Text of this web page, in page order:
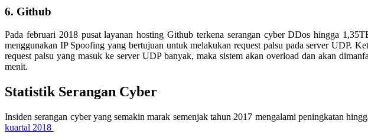
6. Github
Pada februari 2018 pusat layanan hosting Github terkena serangan cyber DDos hingga
menggunakan IP Spoofing yang bertujuan untuk melakukan request palsu pada server UDP.
request palsu yang masuk ke server UDP banyak, maka sistem akan overload dan akan
menit.
Statistik Serangan Cyber
Insiden serangan cyber yang semakin marak semenjak tahun 2017 mengalami peningkatan
kuartal 2018